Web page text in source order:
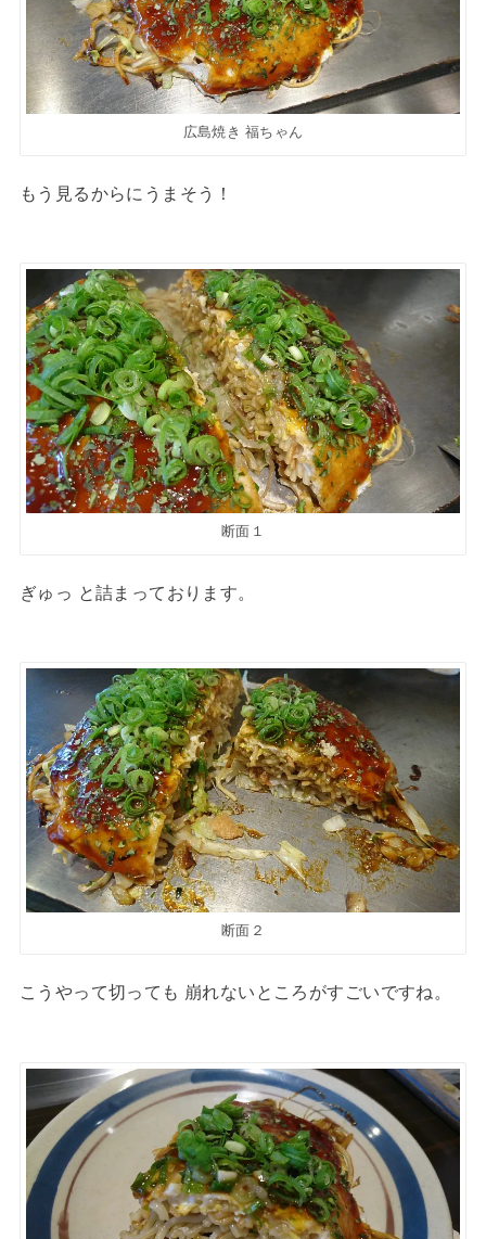
広島焼き 福ちゃん
もう見るからにうまそう！
断面１
ぎゅっ と詰まっております。
断面２
こうやって切っても 崩れないところがすごいですね。